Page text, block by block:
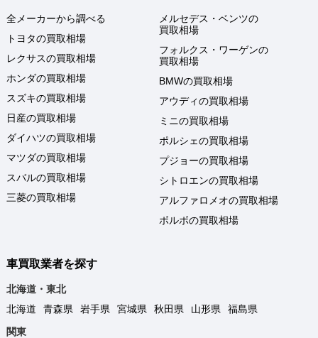
全メーカーから調べる
トヨタの買取相場
レクサスの買取相場
ホンダの買取相場
スズキの買取相場
日産の買取相場
ダイハツの買取相場
マツダの買取相場
スバルの買取相場
三菱の買取相場
メルセデス・ベンツの
買取相場
フォルクス・ワーゲンの
買取相場
BMWの買取相場
アウディの買取相場
ミニの買取相場
ポルシェの買取相場
プジョーの買取相場
シトロエンの買取相場
アルファロメオの買取相場
ボルボの買取相場
車買取業者を探す
北海道・東北
北海道
青森県 岩手県 宮城県 秋田県 山形県
福島県
関東